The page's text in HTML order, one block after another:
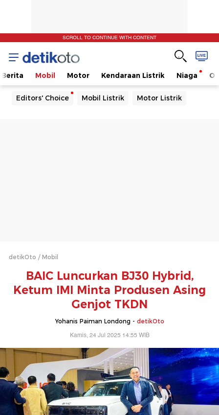
SCROLL TO CONTINUE WITH CONTENT
Berita Mobil Motor Kendaraan Listrik Niaga
Editors' Choice Mobil Listrik Motor Listrik
detikOto Mobil
BAIC Luncurkan BJ30 Hybrid,
Ketum IMI Minta Produsen Asing
Genjot TKDN
Yohanis Paiman Londong - detikOto
Kamis, 24 Jul 2025 14:55 WIB